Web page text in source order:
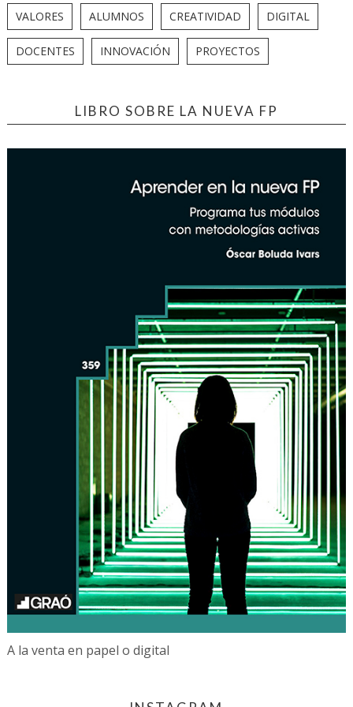
VALORES ALUMNOS CREATIVIDAD DIGITAL
DOCENTES INNOVACIÓN PROYECTOS
LIBRO SOBRE LA NUEVA FP
A la venta en papel o digital